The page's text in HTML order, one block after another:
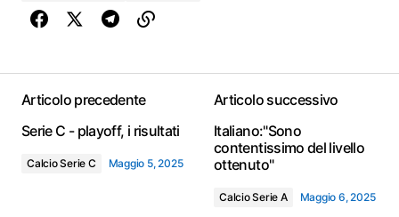
Articolo precedente
Serie C - playoff, i risultati
Calcio Serie C Maggio 5, 2025
Articolo successivo
Italiano:"Sono
contentissimo del livello
ottenuto"
Calcio Serie A Maggio 6, 2025